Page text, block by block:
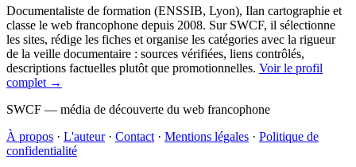
Documentaliste de formation (ENSSIB, Lyon), Ilan cartographie et
classe le web francophone depuis 2008. Sur SWCF, il sélectionne
les sites, rédige les fiches et organise les catégories avec la rigueur
de la veille documentaire : sources vérifiées, liens contrôlés,
descriptions factuelles plutôt que promotionnelles. Voir le profil
complet →
SWCF — média de découverte du web francophone
À propos · L'auteur · Contact · Mentions légales · Politique de
confidentialité